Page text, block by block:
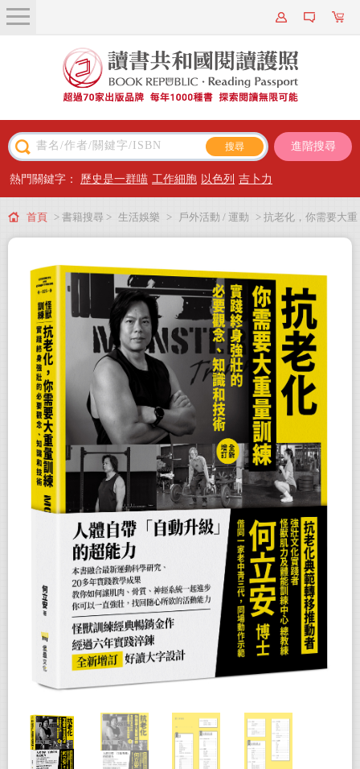
關於我們
近期新書
主題閱讀
出版專區
會員專屬
會員儲值方案
進階搜尋
熱門關鍵字： 歷史是一群喵 工作細胞 以色列 吉卜力
首頁 > 書籍搜尋 > 生活娛樂 > 戶外活動 / 運動 > 抗老化，你需要大重